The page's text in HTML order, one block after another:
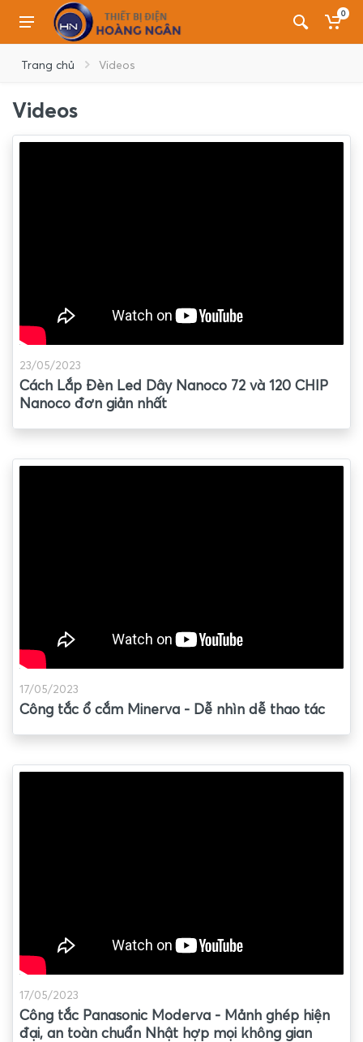
0
Trang chủ Videos
Videos
Cách Lắp Đèn Led Dây Nanoco 72 và 120 CHIP
Nanoco đơn giản nhất
23/05/2023
Công tắc ổ cắm Minerva - Dễ nhìn dễ thao tác
17/05/2023
Công tắc Panasonic Moderva - Mảnh ghép hiện
đại, an toàn chuẩn Nhật hợp mọi không gian
17/05/2023